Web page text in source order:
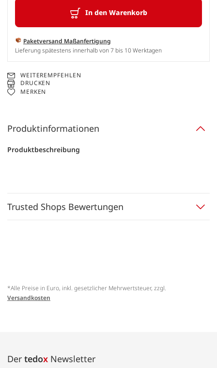
In den Warenkorb
Paketversand Maßanfertigung
Lieferung spätestens innerhalb von 7 bis 10 Werktagen
WEITEREMPFEHLEN
DRUCKEN
MERKEN
Produktinformationen
Produktbeschreibung
Trusted Shops Bewertungen
*Alle Preise in Euro, inkl. gesetzlicher Mehrwertsteuer, zzgl.
Versandkosten
Der tedox Newsletter